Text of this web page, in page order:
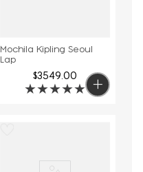
Mochila Kipling Seoul
Lap
$3549.00
★★★★★